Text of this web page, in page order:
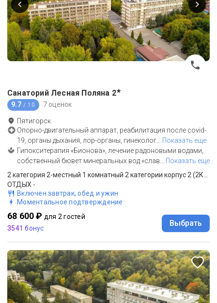
Санаторий Лесная Поляна 2★
9.7 / 10 7 оценок
Пятигорск
Опорно-двигательный аппарат, реабилитация после covid-
19, органы дыхания, лор-органы, гинеколог
Показать еще
Гипокситерапия «Бионова», лечение радоновыми водами,
собственный бювет минеральных вод «слав
Показать еще
ОТДЫХ -
Включен завтрак, обед и ужин
Моментальное подтверждение
68 600 ₽ для 2 гостей
3541 бонус
Выбрать